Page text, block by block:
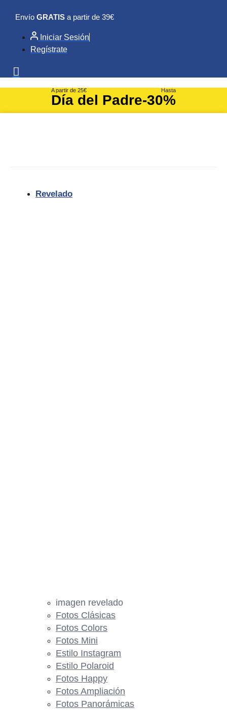
contenido
Envío GRATIS a partir de 39€
Iniciar Sesión
Regístrate
A partir de 25€
Día del Padre
Hasta
-30%
Revelado
imagen revelado
Fotos Clásicas
Fotos Colors
Fotos Mini
Estilo Instagram
Estilo Polaroid
Fotos Happy
Fotos Ampliación
Fotos Panorámicas